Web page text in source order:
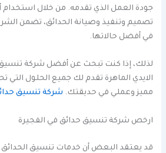
جودة العمل الذي تقدمه. من خلال
تصميم وتنفيذ وصيانة الحدائق، تضمن
في أفضل حالاتها.
لذلك، إذا كنت تبحث عن أفضل شركة تنسيق
الايدي الماهرة تقدم لك جميع الحلول التي
مميز وعملي في حديقتك. شركة تنسيق
ارخص شركة تنسيق حدائق في الفجيرة
قد يعتقد البعض أن خدمات تنسيق